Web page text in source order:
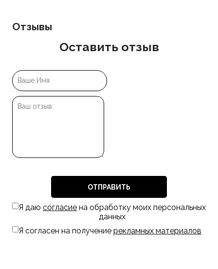
Отзывы
Оставить отзыв
ОТПРАВИТЬ
Я даю согласие на обработку моих персональных
данных
Я согласен на получение рекламных материалов